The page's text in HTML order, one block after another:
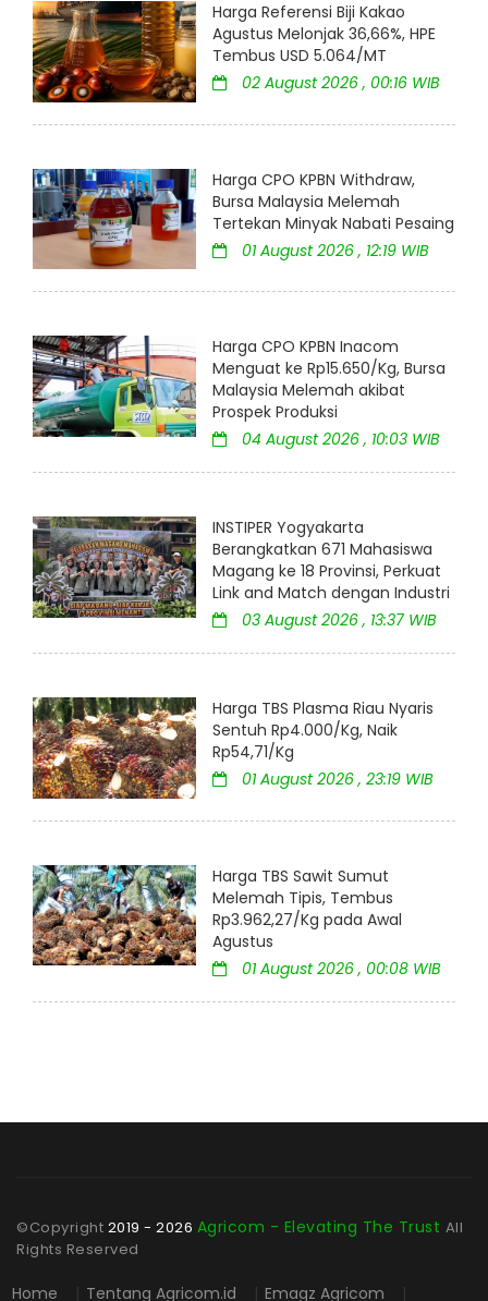
Harga Referensi Biji Kakao
Agustus Melonjak 36,66%, HPE
Tembus USD 5.064/MT
02 August 2026 , 00:16 WIB
Harga CPO KPBN Withdraw,
Bursa Malaysia Melemah
Tertekan Minyak Nabati Pesaing
01 August 2026 , 12:19 WIB
Harga CPO KPBN Inacom
Menguat ke Rp15.650/Kg, Bursa
Malaysia Melemah akibat
Prospek Produksi
04 August 2026 , 10:03 WIB
INSTIPER Yogyakarta
Berangkatkan 671 Mahasiswa
Magang ke 18 Provinsi, Perkuat
Link and Match dengan Industri
03 August 2026 , 13:37 WIB
Harga TBS Plasma Riau Nyaris
Sentuh Rp4.000/Kg, Naik
Rp54,71/Kg
01 August 2026 , 23:19 WIB
Harga TBS Sawit Sumut
Melemah Tipis, Tembus
Rp3.962,27/Kg pada Awal
Agustus
01 August 2026 , 00:08 WIB
©Copyright 2019 - 2026 Agricom - Elevating The Trust All
Rights Reserved
Home | Tentang Agricom.id | Emagz Agricom |